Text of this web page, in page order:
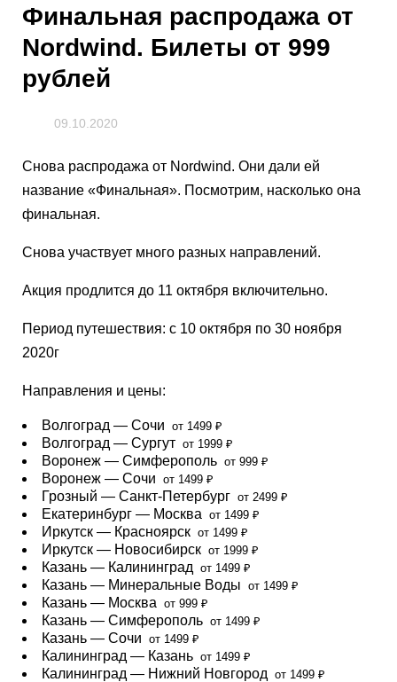
Финальная распродажа от
Nordwind. Билеты от 999
рублей
09.10.2020
Снова распродажа от Nordwind. Они дали ей
название «Финальная». Посмотрим, насколько она
финальная.
Снова участвует много разных направлений.
Акция продлится до 11 октября включительно.
Период путешествия: с 10 октября по 30 ноября
2020г
Направления и цены:
Волгоград — Сочи от 1499 ₽
Волгоград — Сургут от 1999 ₽
Воронеж — Симферополь от 999 ₽
Воронеж — Сочи от 1499 ₽
Грозный — Санкт-Петербург от 2499 ₽
Екатеринбург — Москва от 1499 ₽
Иркутск — Красноярск от 1499 ₽
Иркутск — Новосибирск от 1999 ₽
Казань — Калининград от 1499 ₽
Казань — Минеральные Воды от 1499 ₽
Казань — Москва от 999 ₽
Казань — Симферополь от 1499 ₽
Казань — Сочи от 1499 ₽
Калининград — Казань от 1499 ₽
Калининград — Нижний Новгород от 1499 ₽